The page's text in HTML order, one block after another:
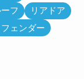
フ
リアドア
ェンダー